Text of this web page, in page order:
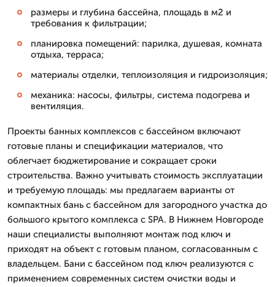
размеры и глубина бассейна, площадь в м2 и
требования к фильтрации;
планировка помещений: парилка, душевая, комната
отдыха, терраса;
материалы отделки, теплоизоляция и гидроизоляция;
механика: насосы, фильтры, система подогрева и
вентиляция.
Проекты банных комплексов с бассейном включают
готовые планы и спецификации материалов, что
облегчает бюджетирование и сокращает сроки
строительства. Важно учитывать стоимость эксплуатации
и требуемую площадь: мы предлагаем варианты от
компактных бань с бассейном для загородного участка до
большого крытого комплекса с SPA. В Нижнем Новгороде
наши специалисты выполняют монтаж под ключ и
приходят на объект с готовым планом, согласованным с
владельцем. Бани с бассейном под ключ реализуются с
применением современных систем очистки воды и